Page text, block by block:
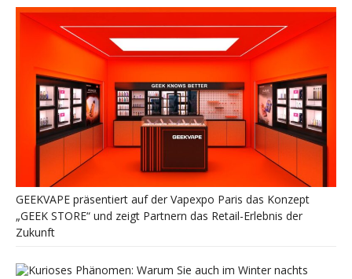
GEEKVAPE präsentiert auf der Vapexpo Paris das Konzept
„GEEK STORE“ und zeigt Partnern das Retail-Erlebnis der
Zukunft